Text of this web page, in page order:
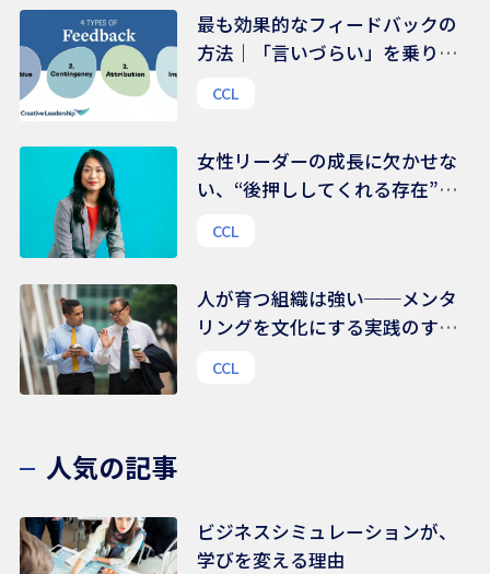
最も効果的なフィードバックの
方法｜「言いづらい」を乗り越
CCL
女性リーダーの成長に欠かせな
い、“後押ししてくれる存在”の
様々な支援ネットワークにある
CCL
人が育つ組織は強い──メンタ
リングを文化にする実践のすす
CCL
人気の記事
ビジネスシミュレーションが、
学びを変える理由